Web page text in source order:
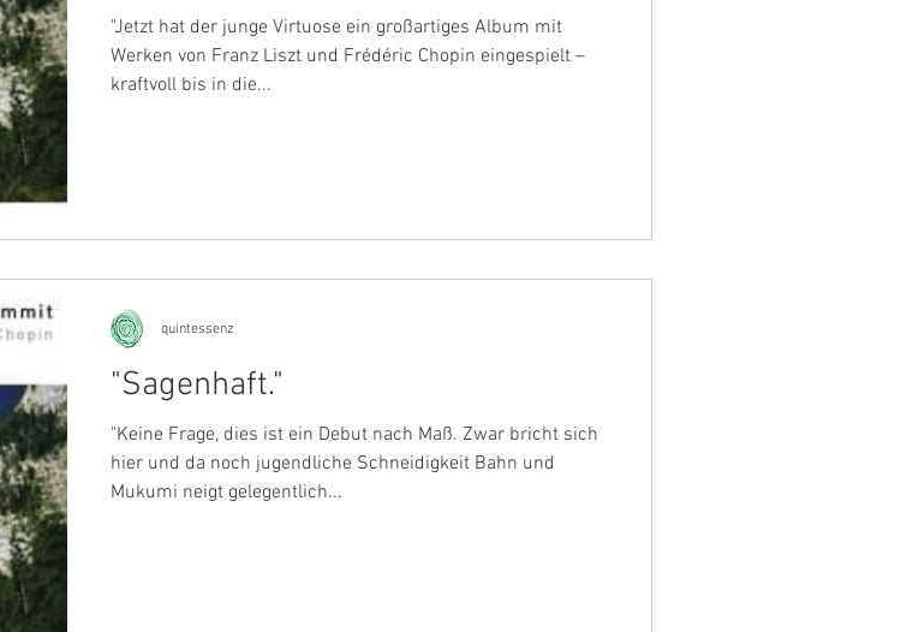
"Jetzt hat der junge Virtuose ein großartiges Album mit
Werken von Franz Liszt und Frédéric Chopin eingespielt –
kraftvoll bis in die...
"Sagenhaft."
"Keine Frage, dies ist ein Debut nach Maß. Zwar bricht sich
hier und da noch jugendliche Schneidigkeit Bahn und
Mukumi neigt gelegentlich...
quintessenz